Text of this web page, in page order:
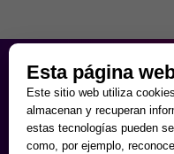
de
10:00 -
Esta página
Este sitio web utiliza
almacenan y recuperan
estas tecnologías pueden
como, por ejemplo,